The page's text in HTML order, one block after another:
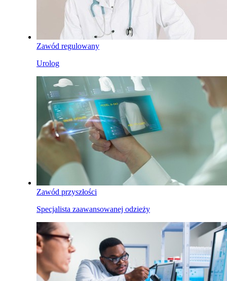
Zawód regulowany
Urolog
Zawód przyszłości
Specjalista zaawansowanej odzieży